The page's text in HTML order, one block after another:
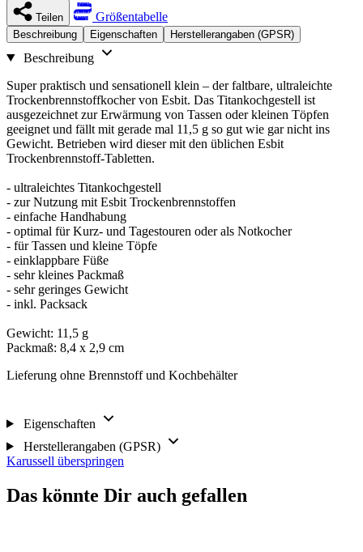
Teilen Größentabelle
Beschreibung Eigenschaften Herstellerangaben (GPSR)
Beschreibung
Super praktisch und sensationell klein – der faltbare, ultraleichte
Trockenbrennstoffkocher von Esbit. Das Titankochgestell ist
ausgezeichnet zur Erwärmung von Tassen oder kleinen Töpfen
geeignet und fällt mit gerade mal 11,5 g so gut wie gar nicht ins
Gewicht. Betrieben wird dieser mit den üblichen Esbit
Trockenbrennstoff-Tabletten.
- ultraleichtes Titankochgestell
- zur Nutzung mit Esbit Trockenbrennstoffen
- einfache Handhabung
- optimal für Kurz- und Tagestouren oder als Notkocher
- für Tassen und kleine Töpfe
- einklappbare Füße
- sehr kleines Packmaß
- sehr geringes Gewicht
- inkl. Packsack
Gewicht: 11,5 g
Packmaß: 8,4 x 2,9 cm
Lieferung ohne Brennstoff und Kochbehälter
Eigenschaften
Herstellerangaben (GPSR)
Karussell überspringen
Das könnte Dir auch gefallen